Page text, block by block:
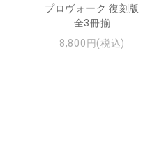
プロヴォーク 復刻版
全3冊揃
8,800円(税込)